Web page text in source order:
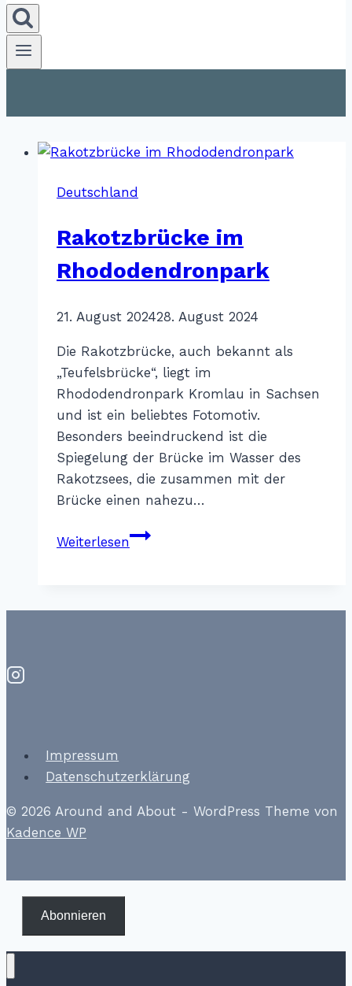
Deutschland
Rakotzbrücke im
Rhododendronpark
VonKatharina
21. August 202428. August 2024
Die Rakotzbrücke, auch bekannt als
„Teufelsbrücke“, liegt im
Rhododendronpark Kromlau in Sachsen
und ist ein beliebtes Fotomotiv.
Besonders beeindruckend ist die
Spiegelung der Brücke im Wasser des
Rakotzsees, die zusammen mit der
Brücke einen nahezu…
WeiterlesenRakotzbrücke
Impressum
Datenschutzerklärung
© 2026 Around and About - WordPress Theme von
Kadence WP
Abonnieren